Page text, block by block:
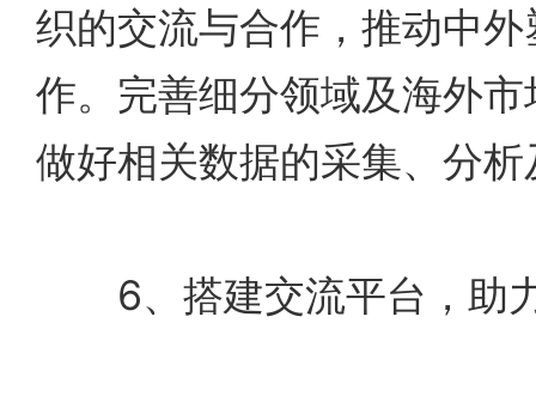
织的交流与合作，推动中
作。完善细分领域及海外
做好相关数据的采集、分
6、搭建交流平台，助